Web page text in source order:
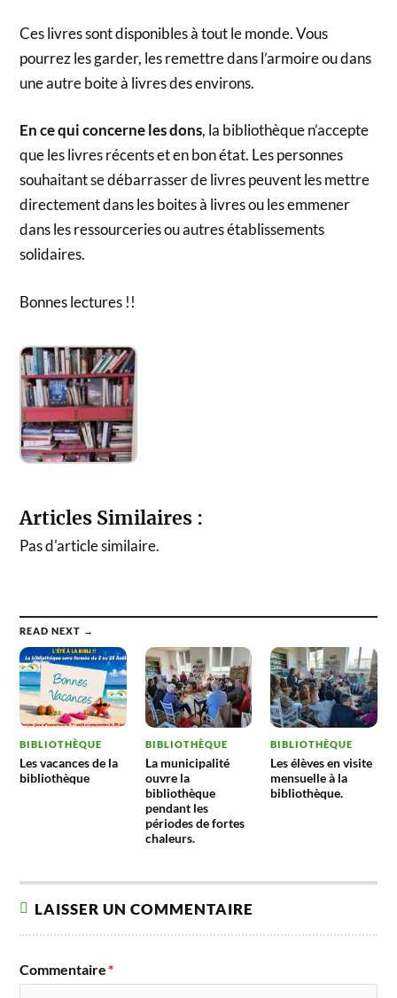
Ces livres sont disponibles à tout le monde. Vous
pourrez les garder, les remettre dans l’armoire ou dans
une autre boite à livres des environs.
En ce qui concerne les dons, la bibliothèque n’accepte
que les livres récents et en bon état. Les personnes
souhaitant se débarrasser de livres peuvent les mettre
directement dans les boites à livres ou les emmener
dans les ressourceries ou autres établissements
solidaires.
Bonnes lectures !!
Articles Similaires :
Pas d'article similaire.
READ NEXT →
BIBLIOTHÈQUE
Les vacances de la
bibliothèque
BIBLIOTHÈQUE
La municipalité
ouvre la
bibliothèque
pendant les
périodes de fortes
chaleurs.
BIBLIOTHÈQUE
Les élèves en visite
mensuelle à la
bibliothèque.
LAISSER UN COMMENTAIRE
Commentaire*